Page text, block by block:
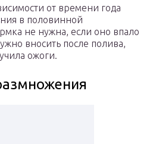
от времени года
в половинной
не нужна, если оно впало
вносить после полива,
ожоги.